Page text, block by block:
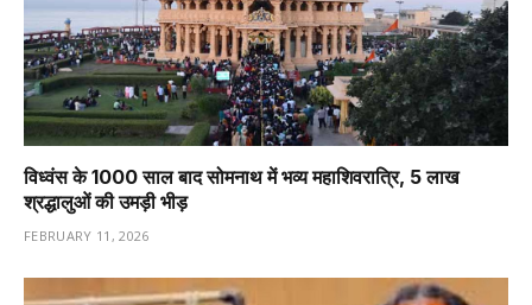
विध्वंस के 1000 साल बाद सोमनाथ में भव्य महाशिवरात्रि, 5 लाख
श्रद्धालुओं की उमड़ी भीड़
FEBRUARY 11, 2026